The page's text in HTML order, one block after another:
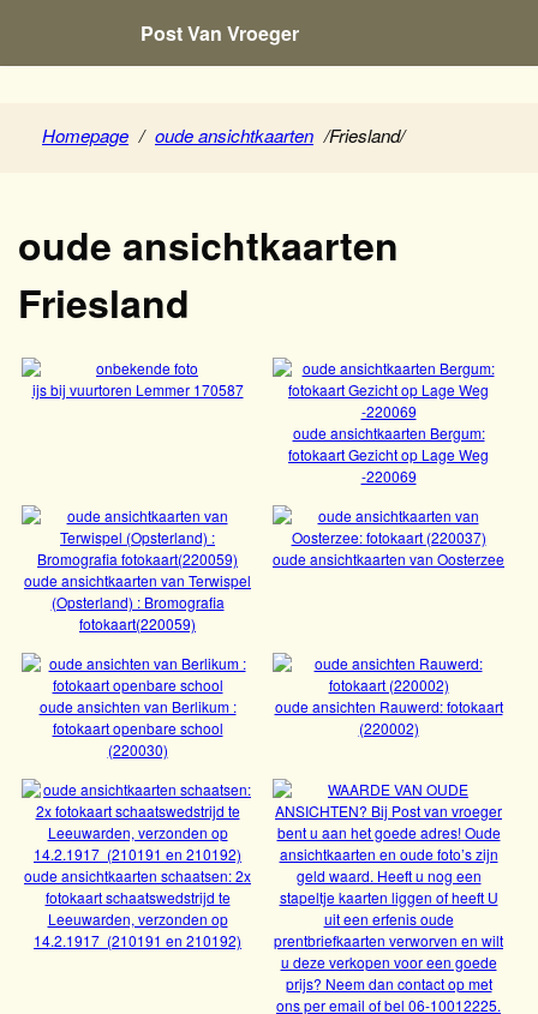
Post Van Vroeger
Homepage / oude ansichtkaarten /Friesland/
oude ansichtkaarten
Friesland
ijs bij vuurtoren Lemmer 170587
ijs bij vuurtoren Lemmer 170587
Bekijk
oude ansichtkaarten Bergum:
fotokaart Gezicht op Lage Weg
-220069
oude ansichtkaarten Bergum: fotokaart
Gezicht op Lage Weg -220069
oude ansichtkaarten van Terwispel
(Opsterland) : Bromografia
fotokaart(220059)
oude ansichtkaarten van Oosterzee
oude ansichtkaarten van Oosterzee
Bekijk
oude ansichten van Berlikum :
fotokaart openbare school
(220030)
oude ansichten Rauwerd: fotokaart
(220002)
oude ansichtkaarten schaatsen: 2x
fotokaart schaatswedstrijd te
Leeuwarden, verzonden op
14.2.1917 (210191 en 210192)
Bekijk